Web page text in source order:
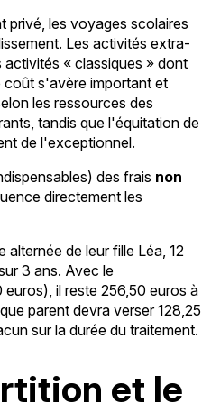
privé, les voyages scolaires
Les activités extra-
« classiques » dont
coût s'avère important et
les ressources des
tandis que l'équitation de
de l'exceptionnel.
des frais non
directement les
alternée de leur fille Léa, 12
3 ans. Avec le
il reste 256,50 euros à
parent devra verser 128,25
sur la durée du traitement.
et le